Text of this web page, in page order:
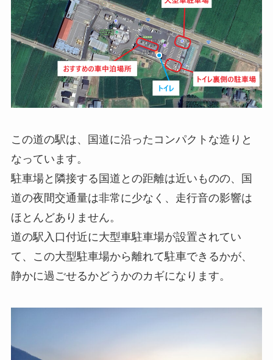
この道の駅は、国道に沿ったコンパクトな造りと
なっています。
駐車場と隣接する国道との距離は近いものの、国
道の夜間交通量は非常に少なく、走行音の影響は
ほとんどありません。
道の駅入口付近に大型車駐車場が設置されてい
て、この大型駐車場から離れて駐車できるかが、
静かに過ごせるかどうかのカギになります。